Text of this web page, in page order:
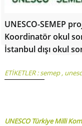
UNESCO-SEMEP
Koordinatör okul
İstanbul dışı okul
ETİKETLER :semep,
UNESCO Türkiye Milli